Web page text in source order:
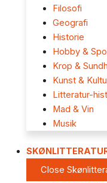
Filosofi
Geografi
Historie
Hobby &
Krop &
Kunst &
Litteratur-
Mad & Vin
Musik
Close